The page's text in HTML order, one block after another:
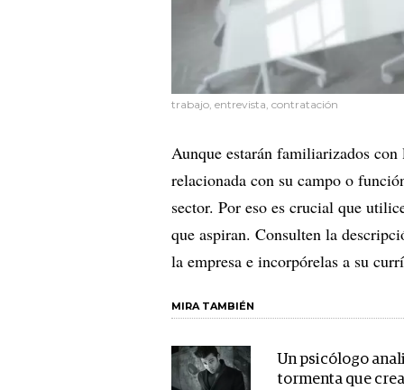
trabajo, entrevista, contratación
Aunque estarán familiarizados
relacionada con su campo o
sector. Por eso es crucial que
que aspiran. Consulten la
la empresa e incorpórelas a su
MIRA TAMBIÉN
Un psicólogo
tormenta que